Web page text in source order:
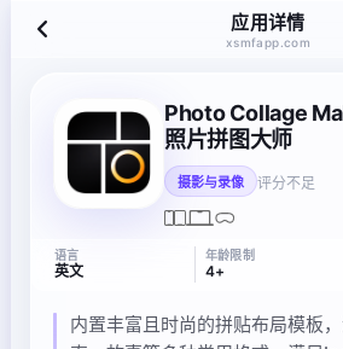
应用详情
xsmfapp.com
Photo Collage
照片拼图大师
摄影与录像 评分不足
语言
英文
年龄限制
4+
内置丰富且时尚的拼贴布局模板